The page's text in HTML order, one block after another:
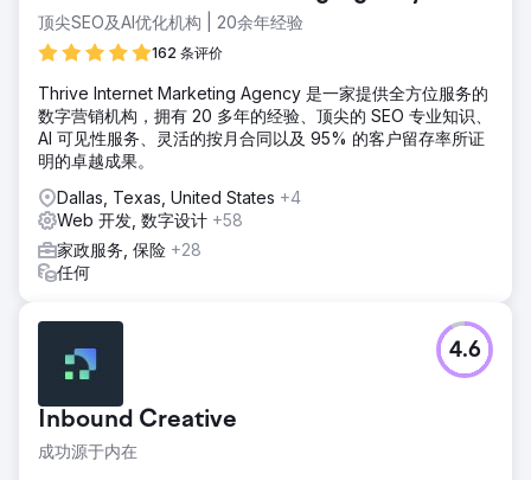
顶尖SEO及AI优化机构 | 20余年经验
162 条评价
Thrive Internet Marketing Agency 是一家提供全方位服务的
数字营销机构，拥有 20 多年的经验、顶尖的 SEO 专业知识、
AI 可见性服务、灵活的按月合同以及 95% 的客户留存率所证
明的卓越成果。
Dallas, Texas, United States +4
Web 开发, 数字设计 +58
家政服务, 保险 +28
任何
Inbound Creative
成功源于内在
4.6